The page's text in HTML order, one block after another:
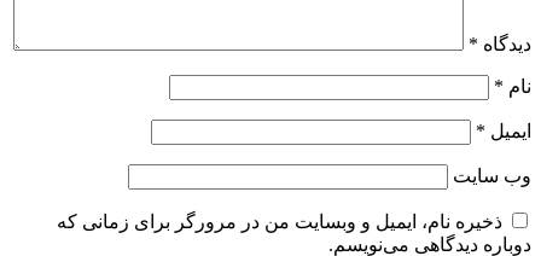
دیدگاه *
نام *
ایمیل *
وب‌ سایت
ذخیره نام، ایمیل و وبسایت من در مرورگر برای زمانی که
دوباره دیدگاهی می‌نویسم.